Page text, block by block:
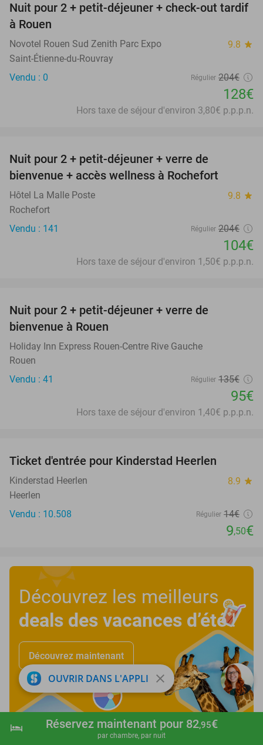
shopping_cart Réserver maintenant
hotel Réservez maintenant pour 82,95€
par chambre, par nuit
37%
Nuit pour 2 + petit-déjeuner + check-out tardif
à Rouen
Novotel Rouen Sud Zenith Parc Expo 9.8 star
Saint-Étienne-du-Rouvray
Vendu : 0
Régulier 204€
128€
Hors taxe de séjour d'environ 3,80€ p.p.p.n.
Nuit pour 2 + petit-déjeuner + verre de
bienvenue + accès wellness à Rochefort
Hôtel La Malle Poste 9.8 star
Rochefort
Vendu : 141
Régulier 204€
104€
Hors taxe de séjour d'environ 1,50€ p.p.p.n.
Nuit pour 2 + petit-déjeuner + verre de
bienvenue à Rouen
Holiday Inn Express Rouen-Centre Rive Gauche
Rouen
Vendu : 41
Régulier 135€
95€
Hors taxe de séjour d'environ 1,40€ p.p.p.n.
Ticket d'entrée pour Kinderstad Heerlen
Kinderstad Heerlen 8.9 star
Heerlen
Vendu : 10.508
Régulier 14€
9,50€
Découvrez les meilleurs
deals des vacances d’été!
Découvrez maintenant
OUVRIR DANS L'APPLI close